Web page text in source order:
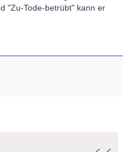
"Zu-Tode-betrübt" kann er